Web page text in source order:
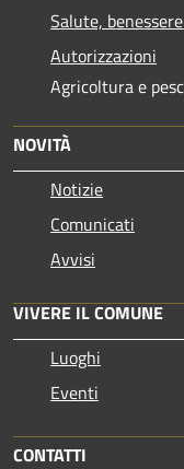
Salute,
Autorizzazioni
Agricoltura e
NOVITÀ
Notizie
Comunicati
Avvisi
VIVERE IL COMUNE
Luoghi
Eventi
CONTATTI